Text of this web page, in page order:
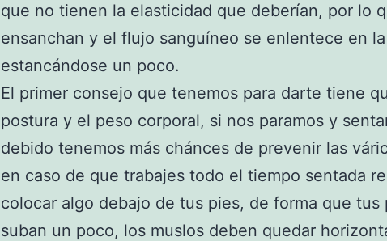
que no tienen la elasticidad que deberían, por lo
ensanchan y el flujo sanguíneo se enlentece en
estancándose un poco.
El primer consejo que tenemos para darte tiene
postura y el peso corporal, si nos paramos y
debido tenemos más chánces de prevenir las
en caso de que trabajes todo el tiempo sentada
colocar algo debajo de tus pies, de forma que tus
suban un poco, los muslos deben quedar